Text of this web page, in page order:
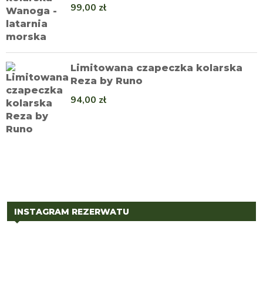
99,00 zł
Limitowana czapeczka kolarska
Reza by Runo
94,00 zł
INSTAGRAM REZERWATU